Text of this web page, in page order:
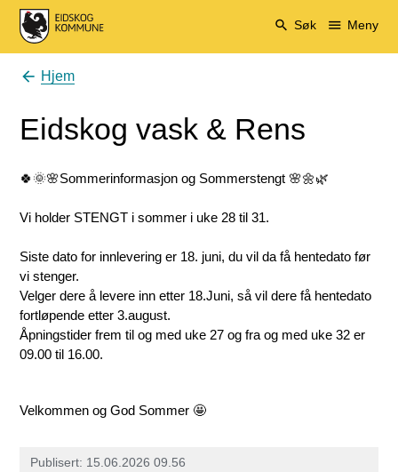
Eidskog kommune Søk Meny
Du er her:
Hjem
Eidskog vask & Rens
🍀🌞🌸Sommerinformasjon og Sommerstengt 🌸🌼🌿
Vi holder STENGT i sommer i uke 28 til 31.
Siste dato for innlevering er 18. juni, du vil da få hentedato før
vi stenger.
Velger dere å levere inn etter 18.Juni, så vil dere få hentedato
fortløpende etter 3.august.
Åpningstider frem til og med uke 27 og fra og med uke 32 er
09.00 til 16.00.
Velkommen og God Sommer 🤩
Publisert 15.06.2026 09.56